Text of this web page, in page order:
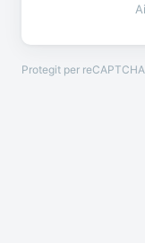
Protegit per